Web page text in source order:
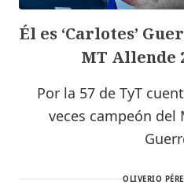
Él es ‘Carlotes’
MT Allende
Por la 57 de TyT
veces campeón del
OLIVERIO